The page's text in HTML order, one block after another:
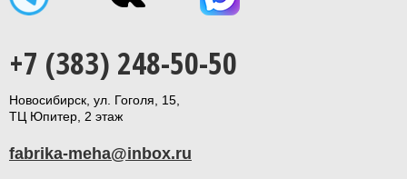
+7 (383) 248-50-50
Новосибирск, ул. Гоголя, 15,
ТЦ Юпитер, 2 этаж
fabrika-meha@inbox.ru